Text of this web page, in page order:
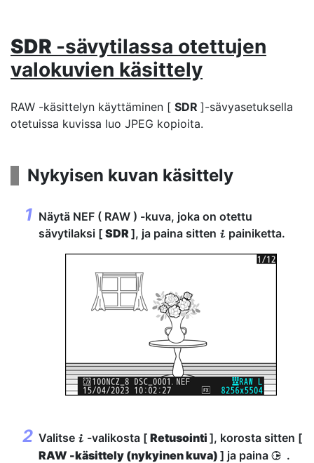
SDR -sävytilassa otettujen
valokuvien käsittely
RAW -käsittelyn käyttäminen [ SDR ]-sävyasetuksella
otetuissa kuvissa luo JPEG kopioita.
Nykyisen kuvan käsittely
Näytä NEF ( RAW ) -kuva, joka on otettu
sävytilaksi [ SDR], ja paina sitten i painiketta.
Valitse i -valikosta [ Retusointi ], korosta sitten [
RAW -käsittely (nykyinen kuva) ] ja paina 2 .